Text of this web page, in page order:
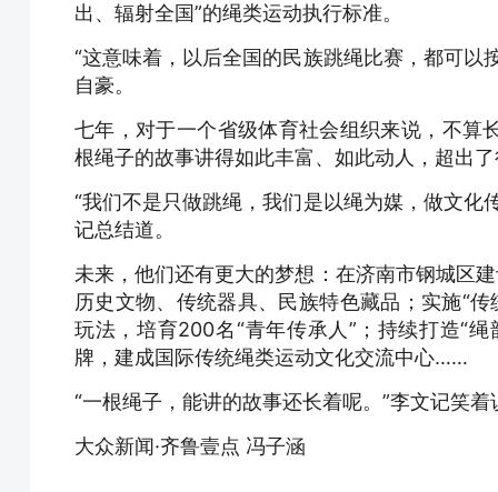
出、辐射全国”的绳类运动执行标准。
“这意味着，以后全国的民族跳绳比赛，都可以
自豪。
七年，对于一个省级体育社会组织来说，不算
根绳子的故事讲得如此丰富、如此动人，超出
“我们不是只做跳绳，我们是以绳为媒，做文化
记总结道。
未来，他们还有更大的梦想：在济南市钢城区
历史文物、传统器具、民族特色藏品；实施“
玩法，培育200名“青年传承人”；持续打造“
牌，建成国际传统绳类运动文化交流中心……
“一根绳子，能讲的故事还长着呢。”李文记笑着
大众新闻·齐鲁壹点 冯子涵